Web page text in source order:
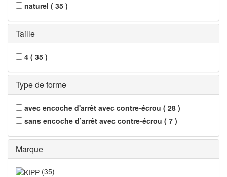
naturel ( 35 )
Taille
4 ( 35 )
Type de forme
avec encoche d'arrêt avec contre-écrou ( 28 )
sans encoche d’arrêt avec contre-écrou ( 7 )
Marque
(35)